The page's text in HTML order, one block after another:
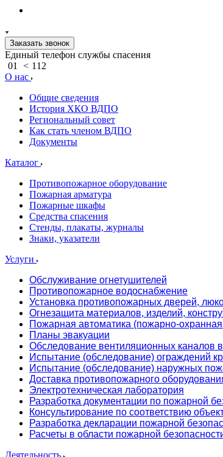
Заказать звонок
Единый телефон службы спасения
01
< 112
О нас
Общие сведения
История ХКО ВДПО
Региональный совет
Как стать членом ВДПО
Документы
Каталог
Противопожарное оборудование
Пожарная арматура
Пожарные шкафы
Средства спасения
Стенды, плакаты, журналы
Знаки, указатели
Услуги
Обслуживание огнетушителей
Противопожарное водоснабжение
Установка противопожарных дверей,
Огнезащита материалов, изделий,
Пожарная автоматика (пожарно-
Планы эвакуации
Обследование вентиляционных каналов
Испытание (обследование) ограждений
Испытание (обследование) наружных
Доставка противопожарного
Электротехническая лаборатория
Разработка документации по пожарной
Консультирование по соответствию
Разработка декларации пожарной
Расчеты в области пожарной
Деятельность